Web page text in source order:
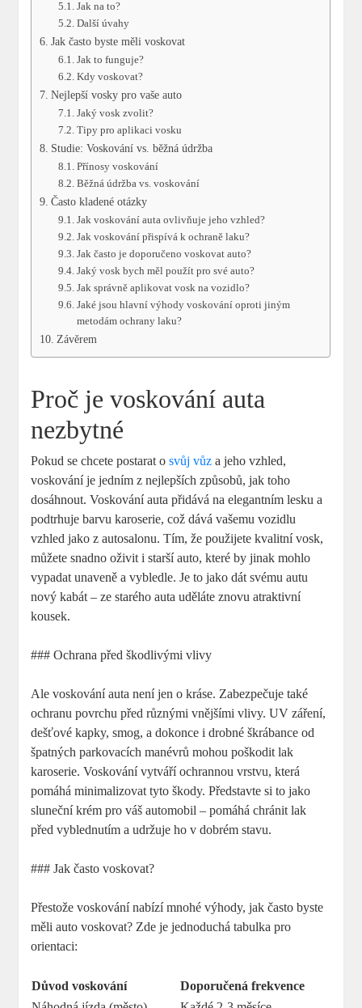
Jak na to?
Další úvahy
Jak často byste měli voskovat
Jak to funguje?
Kdy voskovat?
Nejlepší vosky pro vaše auto
Jaký vosk zvolit?
Tipy pro aplikaci vosku
Studie: Voskování vs. běžná údržba
Přínosy voskování
Běžná údržba vs. voskování
Často kladené otázky
Jak voskování auta ovlivňuje jeho vzhled?
Jak voskování přispívá k ochraně laku?
Jak často je doporučeno voskovat auto?
Jaký vosk bych měl použít pro své auto?
Jak správně aplikovat vosk na vozidlo?
Jaké jsou hlavní výhody voskování oproti jiným
metodám ochrany laku?
Závěrem
Proč je voskování auta
nezbytné
Pokud se chcete postarat osvůj vůz a jeho vzhled,
voskování je jedním z nejlepších způsobů, jak toho
dosáhnout. Voskování auta přidává na elegantním lesku a
podtrhuje barvu karoserie, což dává vašemu vozidlu
vzhled jako z autosalonu. Tím, že použijete kvalitní vosk,
můžete snadno oživit i starší auto, které by jinak mohlo
vypadat unaveně a vybledle. Je to jako dát svému autu
nový kabát – ze starého auta uděláte znovu atraktivní
kousek.
### Ochrana před škodlivými vlivy
Ale voskování auta není jen o kráse. Zabezpečuje také
ochranu povrchu před různými vnějšími vlivy. UV záření,
dešťové kapky, smog, a dokonce i drobné škrábance od
špatných parkovacích manévrů mohou poškodit lak
karoserie. Voskování vytváří ochrannou vrstvu, která
pomáhá minimalizovat tyto škody. Představte si to jako
sluneční krém pro váš automobil – pomáhá chránit lak
před vyblednutím a udržuje ho v dobrém stavu.
### Jak často voskovat?
Přestože voskování nabízí mnohé výhody, jak často byste
měli auto voskovat? Zde je jednoduchá tabulka pro
orientaci:
Důvod voskování
Doporučená frekvence